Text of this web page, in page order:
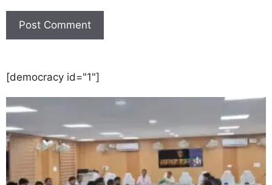
[democracy id="1"]